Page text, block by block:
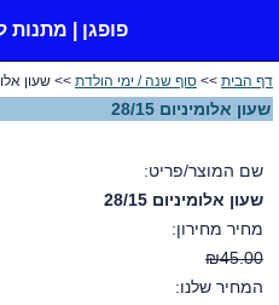
פופגן | מתנות
דף הבית >> סוף שנה / ימי הולדת >> שעון
שעון אלומיניום 28/15
שם המוצר/פריט:
שעון אלומיניום 28/15
מחיר מחירון:
₪45.00
המחיר שלנו: